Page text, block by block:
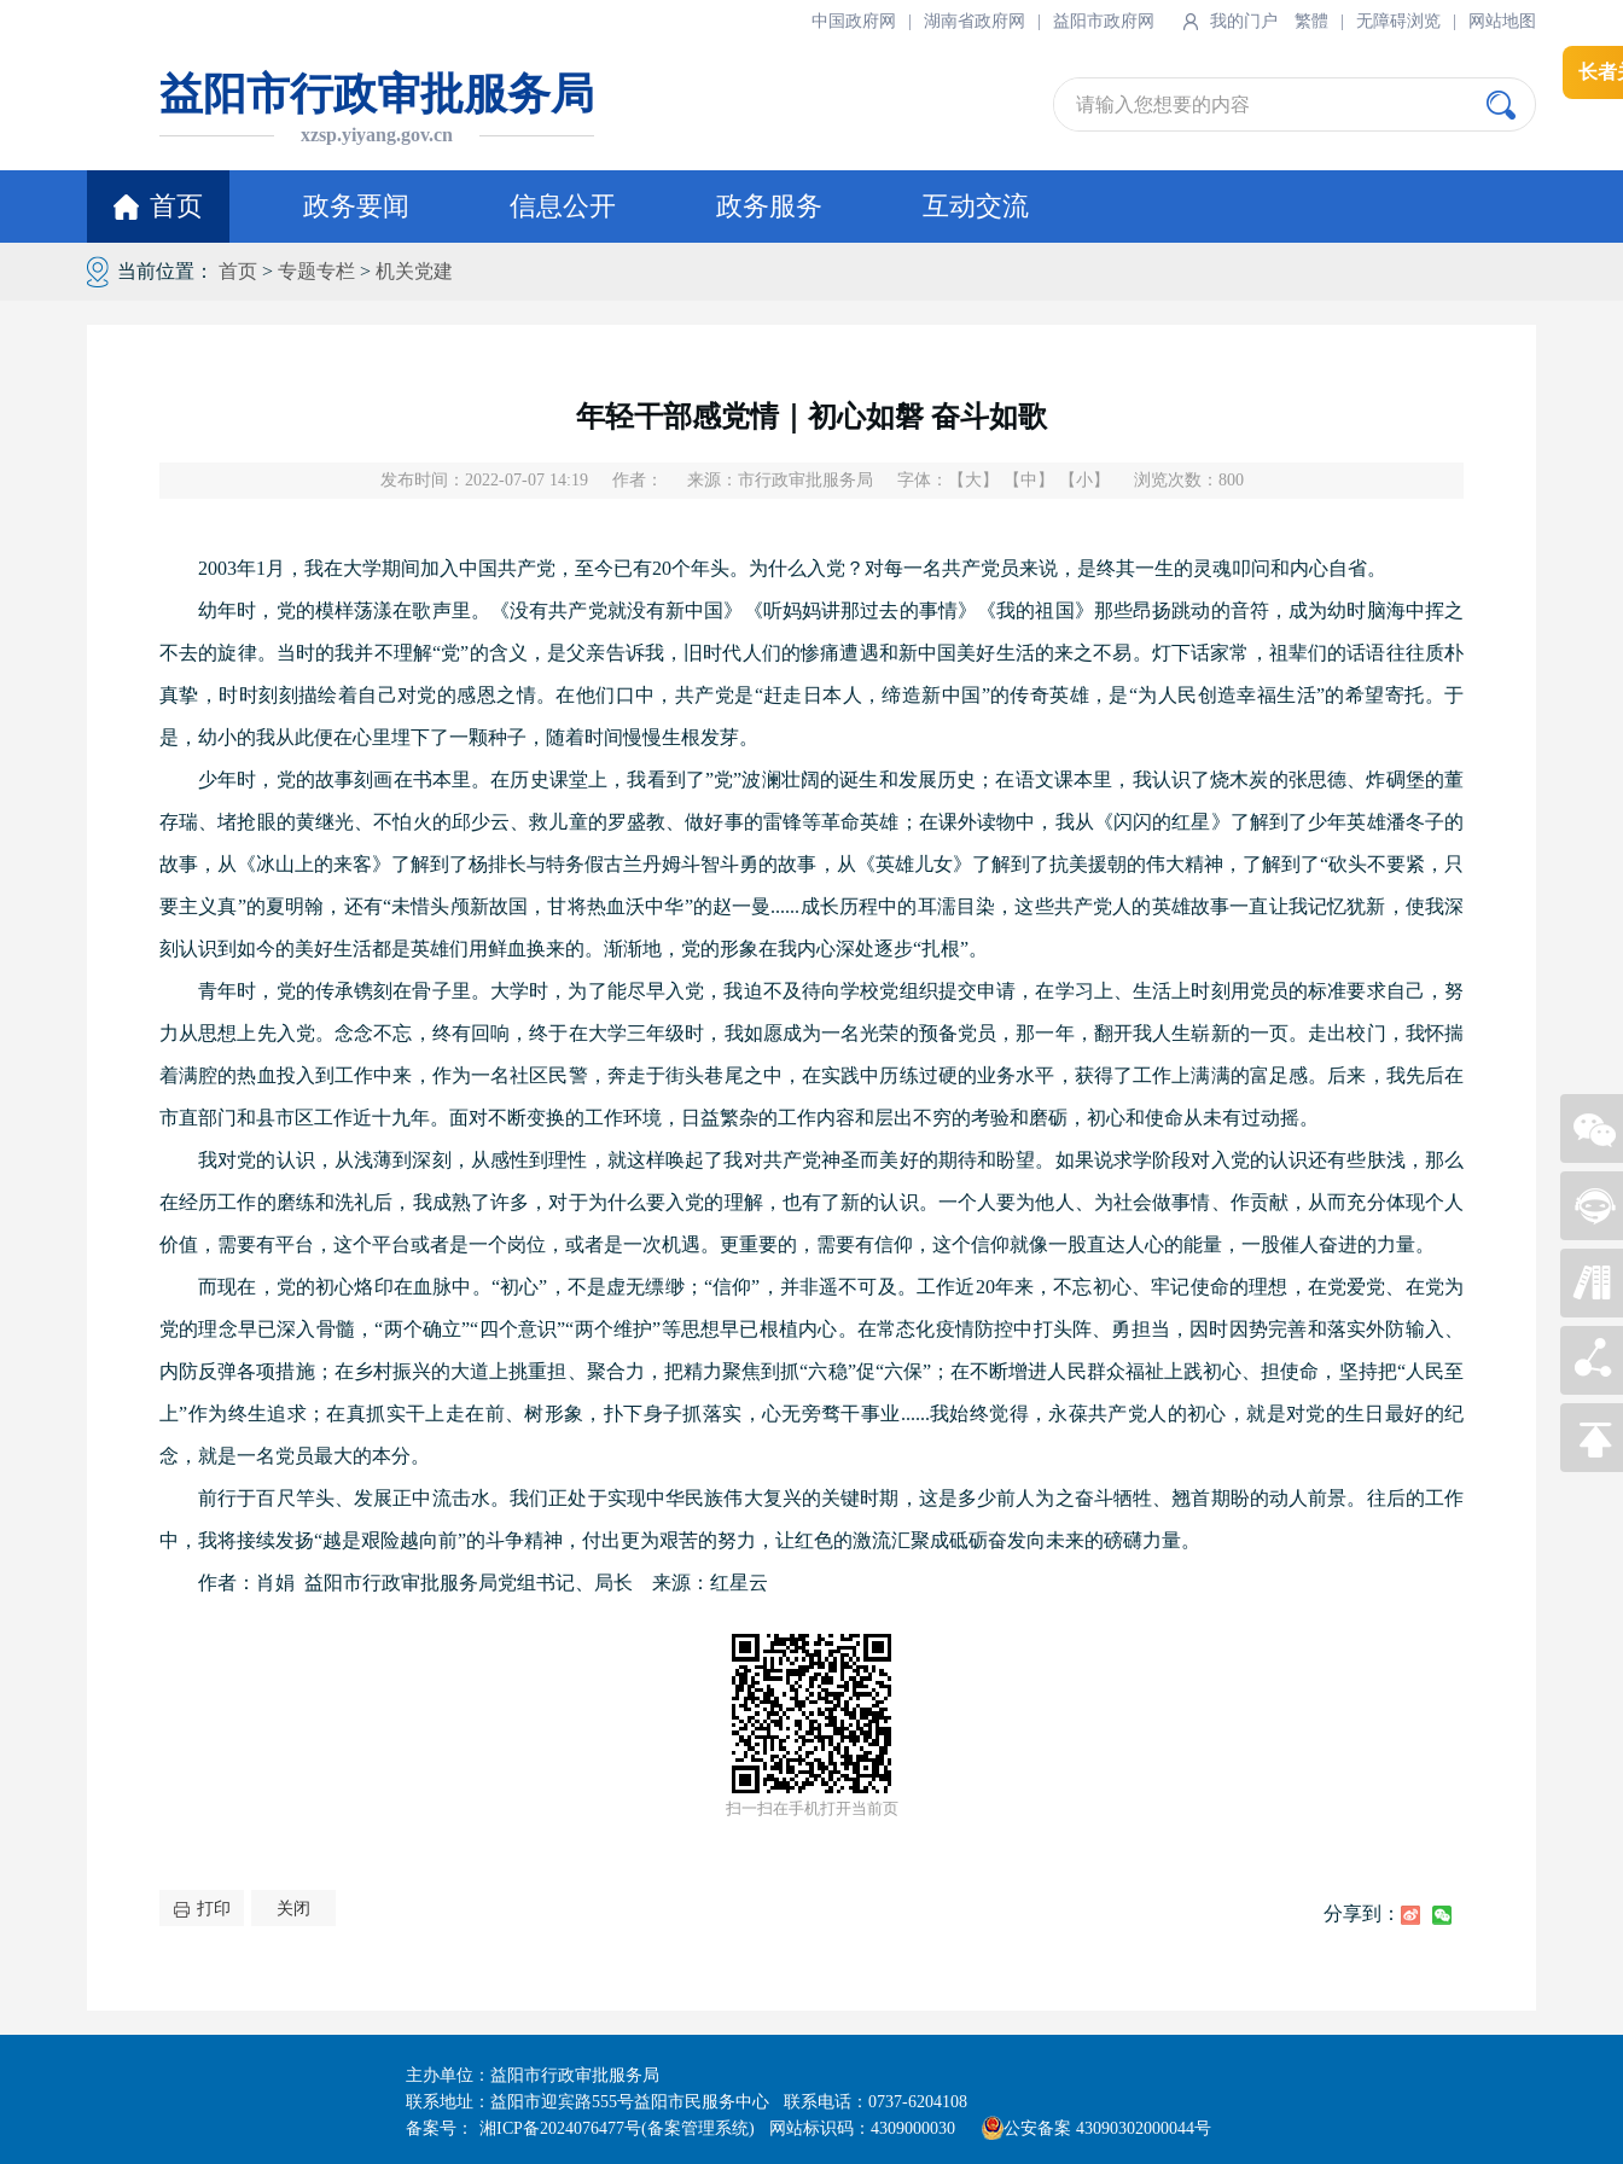
中国政府网 湖南省政府网 益阳市政府网 我的门户 繁體 无障碍浏览 网站地图
长者
益阳市行政审批服务局
xzsp.yiyang.gov.cn
首页 政务要闻 信息公开 政务服务 互动交流
当前位置： 首页 > 专题专栏 > 机关党建
年轻干部感党情｜初心如磐 奋斗如歌
发布时间：2022-07-07 14:19 作者： 来源：市行政审批服务局 字体： 【大】 【中】 【小】 浏览次数： 800
2003年1月，我在大学期间加入中国共产党，至今已有20个年头。为什么入党？对每一名共产党员来说，是终其一生的灵魂叩问和内心自省。
幼年时，党的模样荡漾在歌声里。《没有共产党就没有新中国》《听妈妈讲那过去的事情》《我的祖国》那些昂扬跳动的音符，成为幼时脑海中挥之
不去的旋律。当时的我并不理解“党”的含义，是父亲告诉我，旧时代人们的惨痛遭遇和新中国美好生活的来之不易。灯下话家常，祖辈们的话语往往质朴
真挚，时时刻刻描绘着自己对党的感恩之情。在他们口中，共产党是“赶走日本人，缔造新中国”的传奇英雄，是“为人民创造幸福生活”的希望寄托。于
是，幼小的我从此便在心里埋下了一颗种子，随着时间慢慢生根发芽。
少年时，党的故事刻画在书本里。在历史课堂上，我看到了”党”波澜壮阔的诞生和发展历史；在语文课本里，我认识了烧木炭的张思德、炸碉堡的董
存瑞、堵抢眼的黄继光、不怕火的邱少云、救儿童的罗盛教、做好事的雷锋等革命英雄；在课外读物中，我从《闪闪的红星》了解到了少年英雄潘冬子的
故事，从《冰山上的来客》了解到了杨排长与特务假古兰丹姆斗智斗勇的故事，从《英雄儿女》了解到了抗美援朝的伟大精神，了解到了“砍头不要紧，只
要主义真”的夏明翰，还有“未惜头颅新故国，甘将热血沃中华”的赵一曼......成长历程中的耳濡目染，这些共产党人的英雄故事一直让我记忆犹新，使我深
刻认识到如今的美好生活都是英雄们用鲜血换来的。渐渐地，党的形象在我内心深处逐步“扎根”。
青年时，党的传承镌刻在骨子里。大学时，为了能尽早入党，我迫不及待向学校党组织提交申请，在学习上、生活上时刻用党员的标准要求自己，努
力从思想上先入党。念念不忘，终有回响，终于在大学三年级时，我如愿成为一名光荣的预备党员，那一年，翻开我人生崭新的一页。走出校门，我怀揣
着满腔的热血投入到工作中来，作为一名社区民警，奔走于街头巷尾之中，在实践中历练过硬的业务水平，获得了工作上满满的富足感。后来，我先后在
市直部门和县市区工作近十九年。面对不断变换的工作环境，日益繁杂的工作内容和层出不穷的考验和磨砺，初心和使命从未有过动摇。
我对党的认识，从浅薄到深刻，从感性到理性，就这样唤起了我对共产党神圣而美好的期待和盼望。如果说求学阶段对入党的认识还有些肤浅，那么
在经历工作的磨练和洗礼后，我成熟了许多，对于为什么要入党的理解，也有了新的认识。一个人要为他人、为社会做事情、作贡献，从而充分体现个人
价值，需要有平台，这个平台或者是一个岗位，或者是一次机遇。更重要的，需要有信仰，这个信仰就像一股直达人心的能量，一股催人奋进的力量。
而现在，党的初心烙印在血脉中。“初心”，不是虚无缥缈；“信仰”，并非遥不可及。工作近20年来，不忘初心、牢记使命的理想，在党爱党、在党为
党的理念早已深入骨髓，“两个确立”“四个意识”“两个维护”等思想早已根植内心。在常态化疫情防控中打头阵、勇担当，因时因势完善和落实外防输入、
内防反弹各项措施；在乡村振兴的大道上挑重担、聚合力，把精力聚焦到抓“六稳”促“六保”；在不断增进人民群众福祉上践初心、担使命，坚持把“人民至
上”作为终生追求；在真抓实干上走在前、树形象，扑下身子抓落实，心无旁骛干事业......我始终觉得，永葆共产党人的初心，就是对党的生日最好的纪
念，就是一名党员最大的本分。
前行于百尺竿头、发展正中流击水。我们正处于实现中华民族伟大复兴的关键时期，这是多少前人为之奋斗牺牲、翘首期盼的动人前景。往后的工作
中，我将接续发扬“越是艰险越向前”的斗争精神，付出更为艰苦的努力，让红色的激流汇聚成砥砺奋发向未来的磅礴力量。
作者：肖娟 益阳市行政审批服务局党组书记、局长 来源：红星云
扫一扫在手机打开当前页
打印 关闭 分享到：
主办单位：益阳市行政审批服务局
联系地址：益阳市迎宾路555号益阳市民服务中心 联系电话：0737-6204108
备案号：
湘ICP备2024076477号(备案管理系统) 网站标识码：4309000030 公安备案 43090302000044号